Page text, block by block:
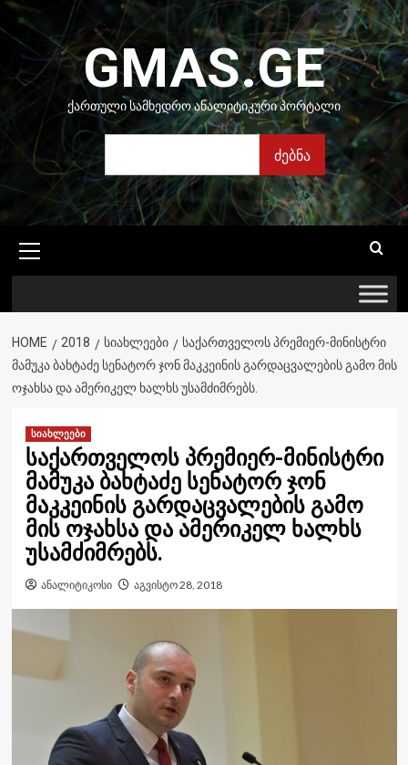
Skip
to
content
GMAS.GE
ᲥᲐᲠᲗᲣᲚᲘ ᲡᲐᲛᲮᲔᲓᲠᲝ ᲐᲜᲐᲚᲘᲢᲘᲙᲣᲠᲘ ᲞᲝᲠᲢᲐᲚᲘ
ძებნა
Menu
HOME 2018 ᲡᲘᲐᲮᲚᲔᲔᲑᲘ
ᲡᲐᲥᲐᲠᲗᲕᲔᲚᲝᲡ ᲞᲠᲔᲛᲘᲔᲠ-ᲛᲘᲜᲘᲡᲢᲠᲘ
ᲛᲐᲛᲣᲙᲐ ᲑᲐᲮᲢᲐᲫᲔ ᲡᲔᲜᲐᲢᲝᲠ ᲯᲝᲜ ᲛᲐᲙᲙᲔᲘᲜᲘᲡ ᲒᲐᲠᲓᲐᲪᲕᲐᲚᲔᲑᲘᲡ ᲒᲐᲛᲝ ᲛᲘᲡ
ᲝᲯᲐᲮᲡᲐ ᲓᲐ ᲐᲛᲔᲠᲘᲙᲔᲚ ᲮᲐᲚᲮᲡ ᲣᲡᲐᲛᲫᲘᲛᲠᲔᲑᲡ.
სიახლეები
საქართველოს პრემიერ-მინისტრი
მამუკა ბახტაძე სენატორ ჯონ
მაკკეინის გარდაცვალების გამო
მის ოჯახსა და ამერიკელ ხალხს
უსამძიმრებს.
ანალიტიკოსი აგვისტო 28, 2018